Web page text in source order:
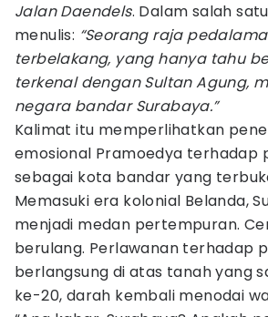
Jalan Daendels. Dalam salah
menulis: “Seorang raja
terbelakang, yang hanya tahu
terkenal dengan Sultan Agung,
negara bandar Surabaya.”
Kalimat itu memperlihatkan
emosional Pramoedya terhadap
sebagai kota bandar yang
Memasuki era kolonial Belanda,
menjadi medan pertempuran.
berulang. Perlawanan terhadap
berlangsung di atas tanah yang
ke-20, darah kembali menodai